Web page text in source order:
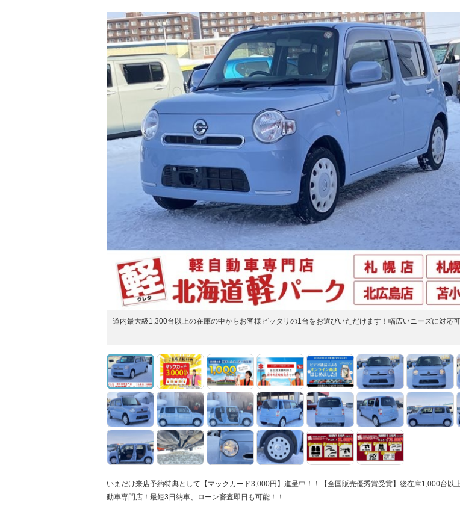
道内最大級1,300台以上の在庫の中からお客様ピッタリの1台をお選びいただけます！幅広いニーズに対応可
いまだけ来店予約特典として【マックカード3,000円】進呈中！！【全国販売優秀賞受賞】総在庫1,000台以
動車専門店！最短3日納車、ローン審査即日も可能！！